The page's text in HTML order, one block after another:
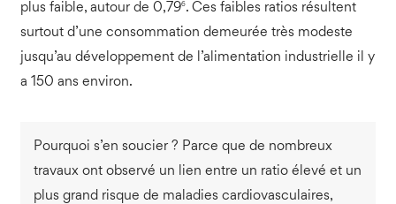
plus faible, autour de 0,796. Ces faibles ratios résultent
surtout d’une consommation demeurée très modeste
jusqu’au développement de l’alimentation industrielle il y
a 150 ans environ.
Pourquoi s’en soucier ? Parce que de nombreux
travaux ont observé un lien entre un ratio élevé et un
plus grand risque de maladies cardiovasculaires,